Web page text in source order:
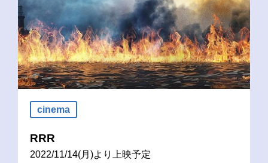
cinema
RRR
2022/11/14(月)より上映予定